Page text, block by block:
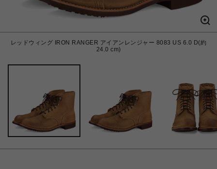
レッドウィング IRON RANGER アイアンレンジャー 8083 US 6.0 D(約
24.0 cm)